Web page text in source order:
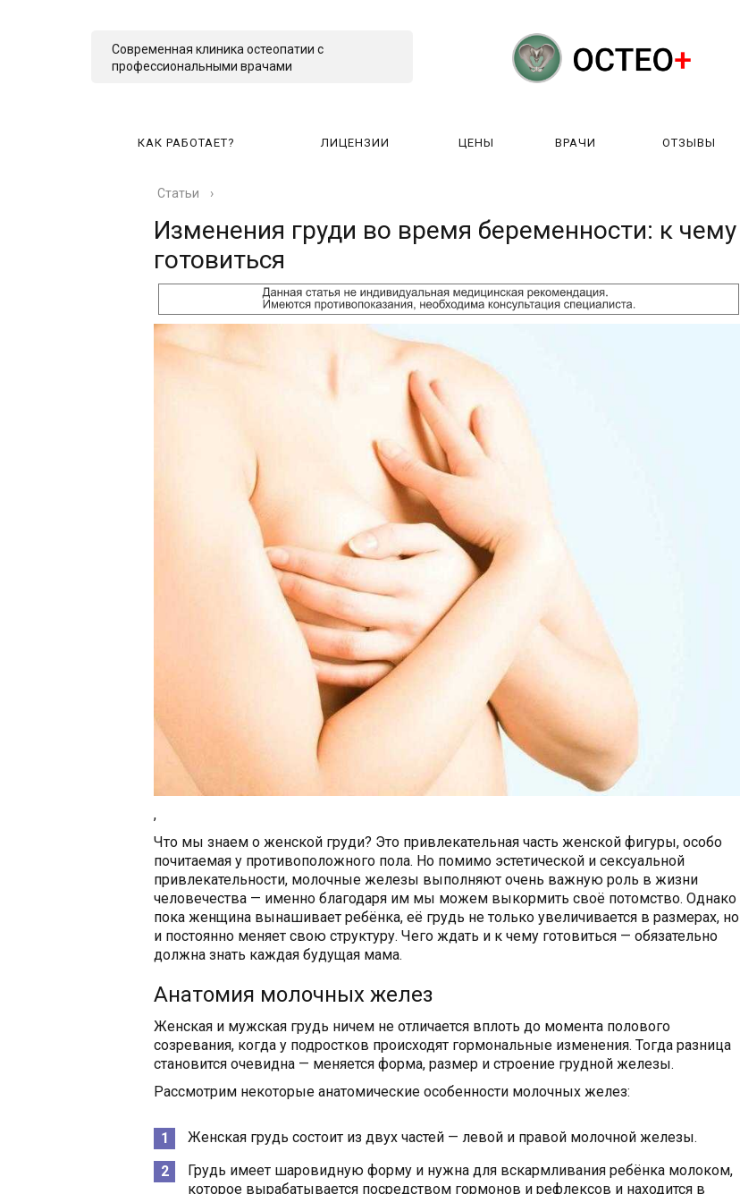
Современная клиника остеопатии с
профессиональными врачами
КАК РАБОТАЕТ? ЛИЦЕНЗИИ ЦЕНЫ ВРАЧИ ОТЗЫВЫ
Статьи ›
Изменения груди во время беременности: к чему
готовиться
,
Что мы знаем о женской груди? Это привлекательная часть женской фигуры, особо
почитаемая у противоположного пола. Но помимо эстетической и сексуальной
привлекательности, молочные железы выполняют очень важную роль в жизни
человечества — именно благодаря им мы можем выкормить своё потомство. Однако
пока женщина вынашивает ребёнка, её грудь не только увеличивается в размерах, но
и постоянно меняет свою структуру. Чего ждать и к чему готовиться — обязательно
должна знать каждая будущая мама.
Анатомия молочных желез
Женская и мужская грудь ничем не отличается вплоть до момента полового
созревания, когда у подростков происходят гормональные изменения. Тогда разница
становится очевидна — меняется форма, размер и строение грудной железы.
Рассмотрим некоторые анатомические особенности молочных желез:
Женская грудь состоит из двух частей — левой и правой молочной железы.
Грудь имеет шаровидную форму и нужна для вскармливания ребёнка молоком,
которое вырабатывается посредством гормонов и рефлексов и находится в